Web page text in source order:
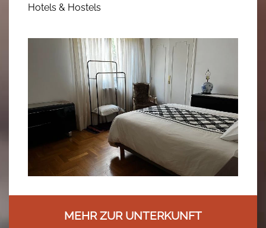
Hotels & Hostels
MEHR ZUR UNTERKUNFT